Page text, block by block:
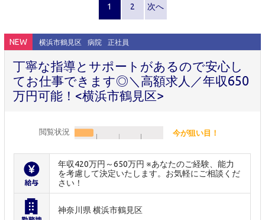
1 2 次へ
NEW 横浜市鶴見区 病院 正社員
丁寧な指導とサポートがあるので安心し
てお仕事できます◎＼高額求人／年収650
万円可能！<横浜市鶴見区>
閲覧状況 今が狙い目！
年収420万円～650万円 ※あなたのご経験、能力
を考慮して決定いたします。お気軽にご相談くだ
さい！
神奈川県 横浜市鶴見区